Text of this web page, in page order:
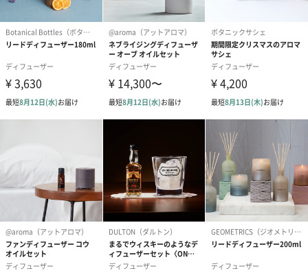
オイルなどの成分を含む商品は、航空危険物に含まれ
るため航空機に搭載することができません。
そのため離島などの航空便を使用する地域にお住まい
のかたへお届けの場合は、船便に変更するため1週間前
後お届けが遅くなる可能性がございます。
ショッピングバッグM